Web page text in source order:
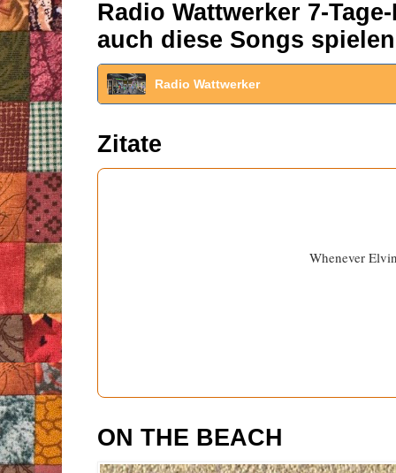
Radio Wattwerker 7-
auch diese Songs spielen
Radio Wattwerker
Zitate
Whenever
ON THE BEACH